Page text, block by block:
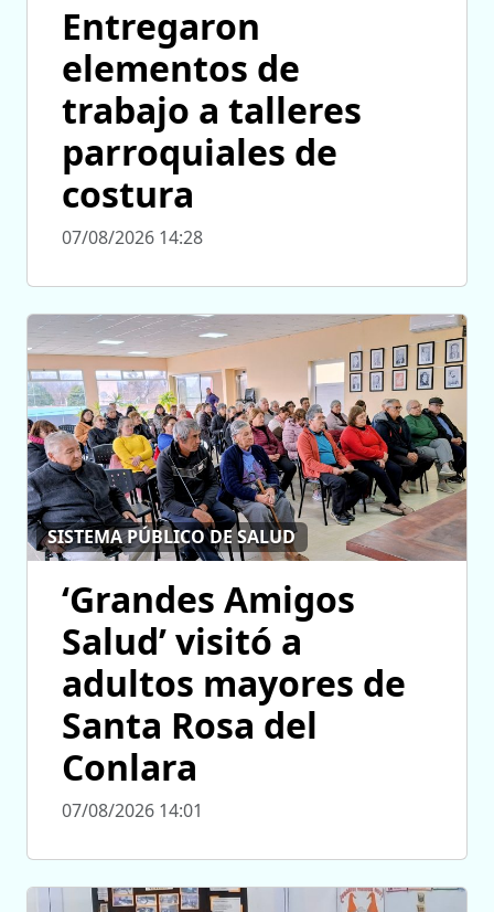
Entregaron
elementos de
trabajo a talleres
parroquiales de
costura
07/08/2026 14:28
SISTEMA PÚBLICO DE SALUD
‘Grandes Amigos
Salud’ visitó a
adultos mayores de
Santa Rosa del
Conlara
07/08/2026 14:01